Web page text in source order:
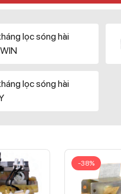
lọc sóng hài
lọc sóng hài
-38%